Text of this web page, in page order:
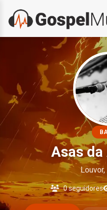
Asas
0 seguidores